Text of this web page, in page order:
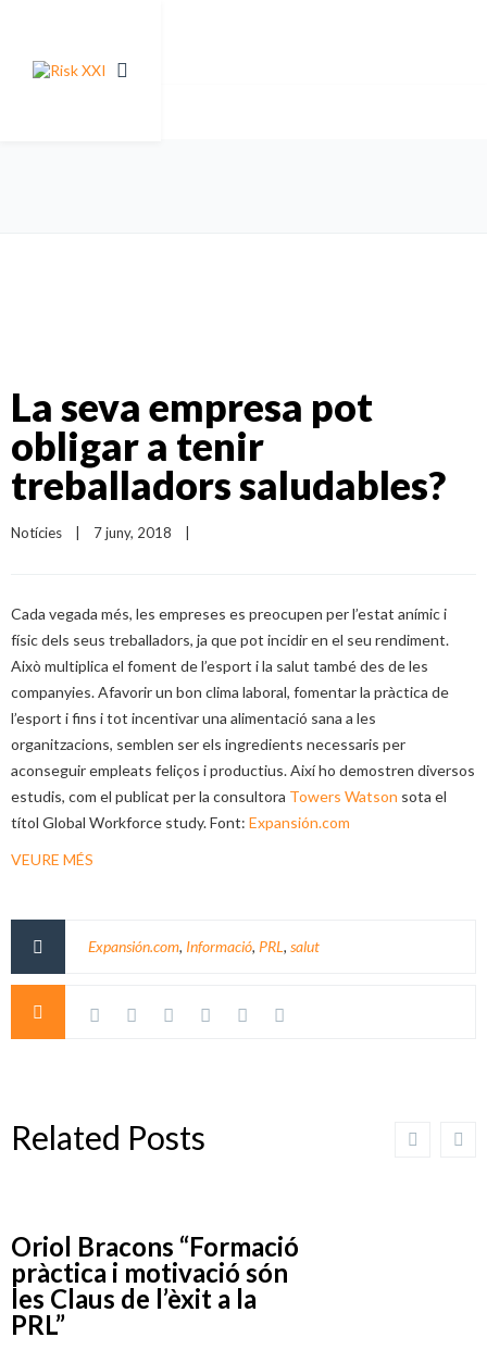
La seva empresa pot
obligar a tenir
treballadors saludables?
Notícies 7 juny, 2018
Cada vegada més, les empreses es preocupen per l’estat anímic i
físic dels seus treballadors, ja que pot incidir en el seu rendiment.
Això multiplica el foment de l’esport i la salut també des de les
companyies. Afavorir un bon clima laboral, fomentar la pràctica de
l’esport i fins i tot incentivar una alimentació sana a les
organitzacions, semblen ser els ingredients necessaris per
aconseguir empleats feliços i productius. Així ho demostren diversos
estudis, com el publicat per la consultora Towers Watson sota el
títol Global Workforce study. Font: Expansión.com
VEURE MÉS
Expansión.com, Informació, PRL, salut
Related Posts
Oriol Bracons “Formació
pràctica i motivació són
les Claus de l’èxit a la
PRL”